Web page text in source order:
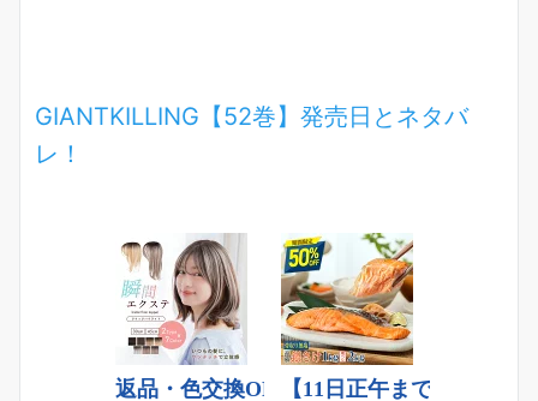
GIANTKILLING【52巻】発売日とネタバ
レ！